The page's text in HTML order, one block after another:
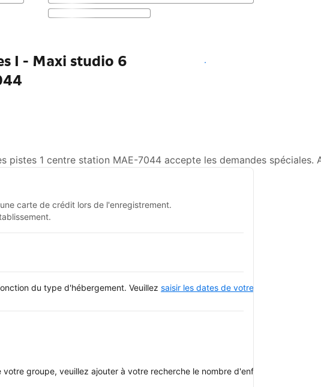
I - Maxi studio 6
Voir les disponibilités
1 centre station MAE-7044 accepte les demandes
carte de crédit lors de l'enregistrement.
du type d'hébergement. Veuillez saisir les dates de votre séjour
groupe, veuillez ajouter à votre recherche le nombre d'enfants avec qui